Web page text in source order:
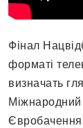
Фінал
форматі
визначать
Міжнародний